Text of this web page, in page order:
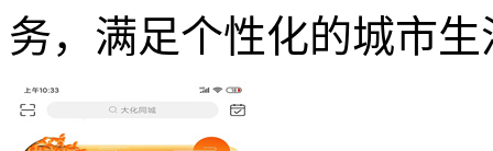
务，满足个性化的城市